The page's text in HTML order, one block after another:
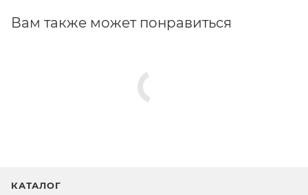
косточки, ши, индийского шафрана, сои, вечерней
пшеницы, низкомолекулярная гиалуроновая
кислота, эфирное масло розы.
Вам также может понравиться
КАТАЛОГ